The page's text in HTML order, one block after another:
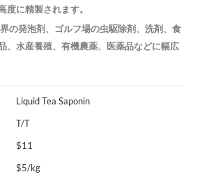
度に精製されます。
の発泡剤、ゴルフ場の虫駆除剤、洗剤、食
、水産養殖、有機農薬、医薬品などに幅広
Liquid Tea Saponin
T/T
$11
$5/kg